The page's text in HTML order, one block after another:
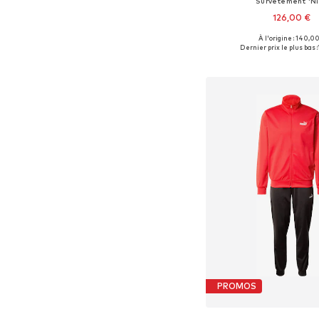
126,00 €
Tailles disponibles:
À l'origine :
Dernier prix le plus bas :
PROMOS